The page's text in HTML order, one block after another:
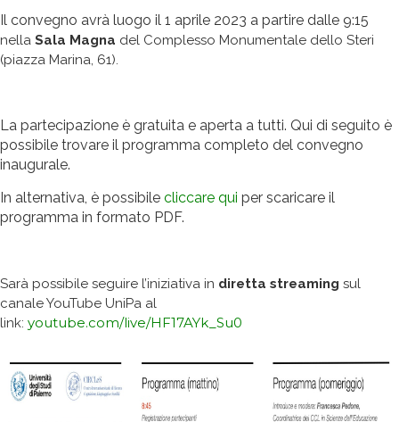
Il convegno avrà luogo il 1 aprile 2023 a partire dalle 9:15
nella Sala Magna del Complesso Monumentale dello Steri
(piazza Marina, 61).
La partecipazione è gratuita e aperta a tutti. Qui di seguito è
possibile trovare il programma completo del convegno
inaugurale.
In alternativa, è possibile cliccare qui per scaricare il
programma in formato PDF.
Sarà possibile seguire l’iniziativa in diretta streaming sul
canale YouTube UniPa al
link: youtube.com/live/HF17AYk_Su0